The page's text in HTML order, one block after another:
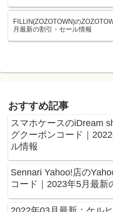
FILLIN(ZOZOTOWN)の
月最新の割引・セール情報
おすすめ記事
スマホケースのiDream
グクーポンコード｜
ル情報
Sennari Yahoo!店の
コード｜2023年5月最新